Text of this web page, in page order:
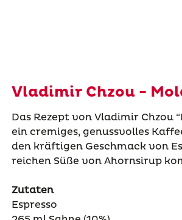
Vladimir Chzou -
Das Rezept von Vladimir Chzou“
ein cremiges, genussvolles
den kräftigen Geschmack von
reichen Süße von Ahornsirup
Zutaten
Espresso